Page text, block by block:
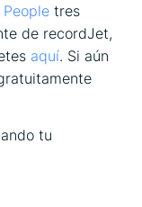
tres
de recordJet,
aquí. Si aún
tu